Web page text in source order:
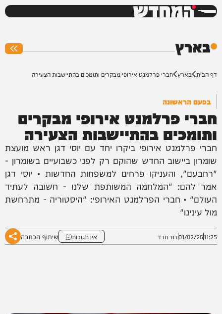
המחדש
בארץ
דף הבית בארץ חברי פרלמנט אירופי מבקרים ותומכים בהתיישבות הצעירה
בפעם הראשונה
חברי פרלמנט אירופי מבקרים
ותומכים בהתיישבות הצעירה
חברי פרלמנט אירופי ביקרו יחד עם יוסי דגן ראש מועצת
שומרון ביישוב החדש שהוקם רק לפני כשבועיים בשומרון -
"רחבעם", והעניקו פרחים למשפחות החדשות • יוסי דגן
אמר להם: "המלחמה המשותפת שלנו - חשובה לעתיד
העולם" • חברי הפרלמנט האירופי: "היסטוריה - מתרחשת
מול עינינו"
11:25
01/02/26דוד חדד אין תגובות שיתוף הכתבה